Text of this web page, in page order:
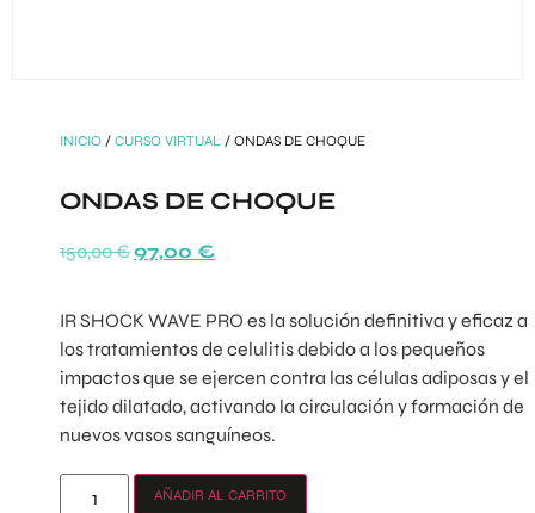
INICIO / CURSO VIRTUAL / ONDAS DE CHOQUE
ONDAS DE CHOQUE
150,00€97,00 €
IR SHOCK WAVE PRO es la solución definitiva y eficaz a
los tratamientos de celulitis debido a los pequeños
impactos que se ejercen contra las células adiposas y el
tejido dilatado, activando la circulación y formación de
nuevos vasos sanguíneos.
AÑADIR AL CARRITO